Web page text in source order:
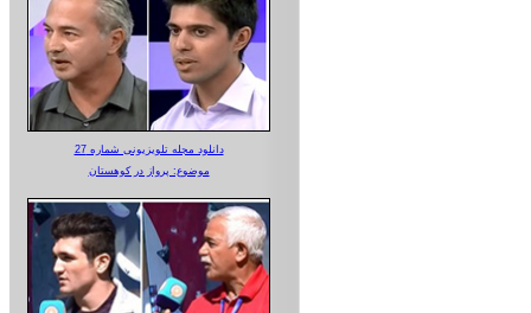
دانلود مجله تلویزیونی شماره 27
موضوع: پرواز در کوهستان